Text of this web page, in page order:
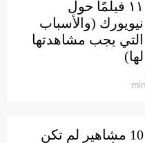
١١ فيلمًا حول
نيويورك (والأسباب
التي يجب مشاهدتها
لها)
min
10 مشاهير لم تكن